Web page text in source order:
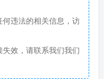
违法的相关信息，访
效，请联系我们我们